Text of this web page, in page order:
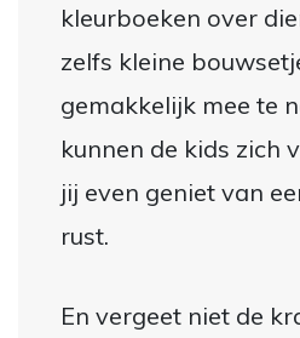
kleurboeken over
zelfs kleine
gemakkelijk mee te
kunnen de kids zich
jij even geniet van
rust.
En vergeet niet de